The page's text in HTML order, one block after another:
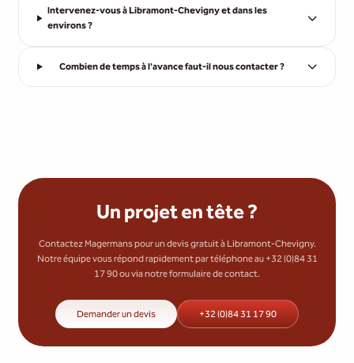
Intervenez-vous à Libramont-Chevigny et dans les
environs ?
Combien de temps à l'avance faut-il nous contacter ?
Un projet en tête ?
Contactez Magermans pour un devis gratuit à Libramont-Chevigny.
Notre équipe vous répond rapidement par téléphone au +32 (0)84 31
17 90 ou via notre formulaire de contact.
Demander un devis +32 (0)84 31 17 90